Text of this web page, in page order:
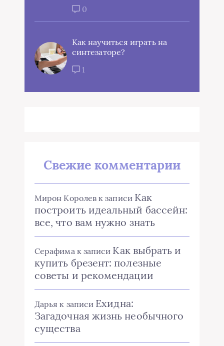
0
Как научиться играть на
синтезаторе?
1
Свежие комментарии
Мирон Королев к записи Как
построить идеальный бассейн:
все, что вам нужно знать
Серафима к записи Как выбрать и
купить брезент: полезные
советы и рекомендации
Дарья к записи Ехидна:
Загадочная жизнь необычного
существа